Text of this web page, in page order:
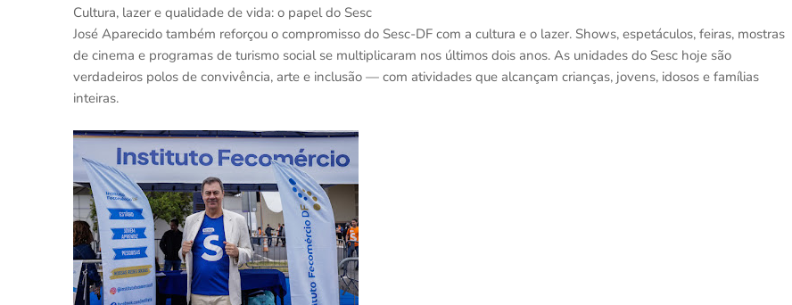
Cultura, lazer e qualidade de vida: o papel do Sesc
José Aparecido também reforçou o compromisso do Sesc-DF com a cultura e o lazer. Shows, espetáculos, feiras, mostras
de cinema e programas de turismo social se multiplicaram nos últimos dois anos. As unidades do Sesc hoje são
verdadeiros polos de convivência, arte e inclusão — com atividades que alcançam crianças, jovens, idosos e famílias
inteiras.